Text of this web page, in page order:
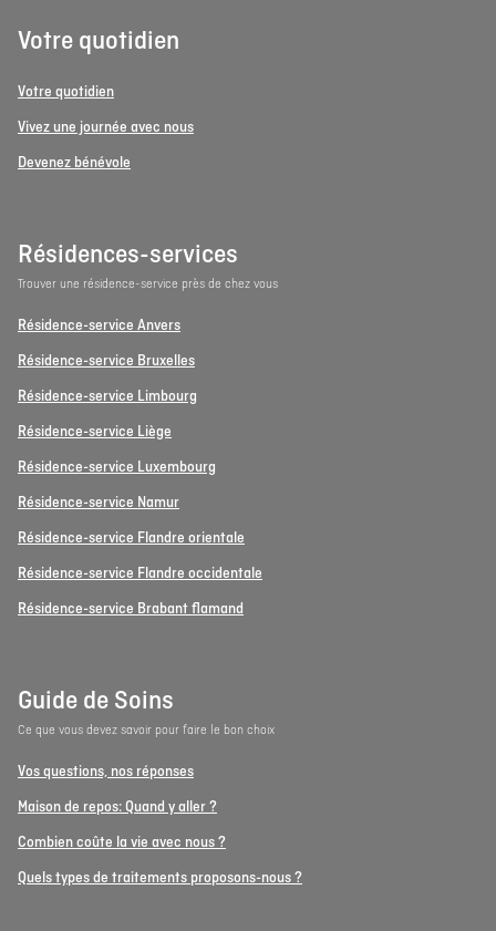
Votre quotidien
Votre quotidien
Vivez une journée avec nous
Devenez bénévole
Résidences-services
Trouver une résidence-service près de chez vous
Résidence-service Anvers
Résidence-service Bruxelles
Résidence-service Limbourg
Résidence-service Liège
Résidence-service Luxembourg
Résidence-service Namur
Résidence-service Flandre orientale
Résidence-service Flandre occidentale
Résidence-service Brabant flamand
Guide de Soins
Ce que vous devez savoir pour faire le bon choix
Vos questions, nos réponses
Maison de repos: Quand y aller ?
Combien coûte la vie avec nous ?
Quels types de traitements proposons-nous ?